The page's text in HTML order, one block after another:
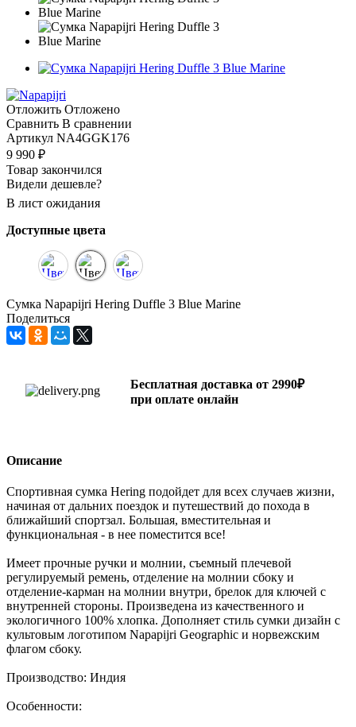
Отложить Отложено
Сравнить В сравнении
Артикул NA4GGK176
9 990 ₽
Товар закончился
Видели дешевле?
В лист ожидания
Доступные цвета
Сумка Napapijri Hering Duffle 3 Blue Marine
Поделиться
Бесплатная доставка от 2990₽
при оплате онлайн
Описание
Спортивная сумка Hering подойдет для всех случаев жизни,
начиная от дальних поездок и путешествий до похода в
ближайший спортзал. Большая, вместительная и
функциональная - в нее поместится все!
Имеет прочные ручки и молнии, съемный плечевой
регулируемый ремень, отделение на молнии сбоку и
отделение-карман на молнии внутри, брелок для ключей с
внутренней стороны. Произведена из качественного и
экологичного 100% хлопка. Дополняет стиль сумки дизайн с
культовым логотипом Napapijri Geographic и норвежским
флагом сбоку.
Производство: Индия
Особенности: